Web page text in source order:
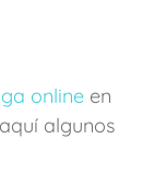
online en
algunos